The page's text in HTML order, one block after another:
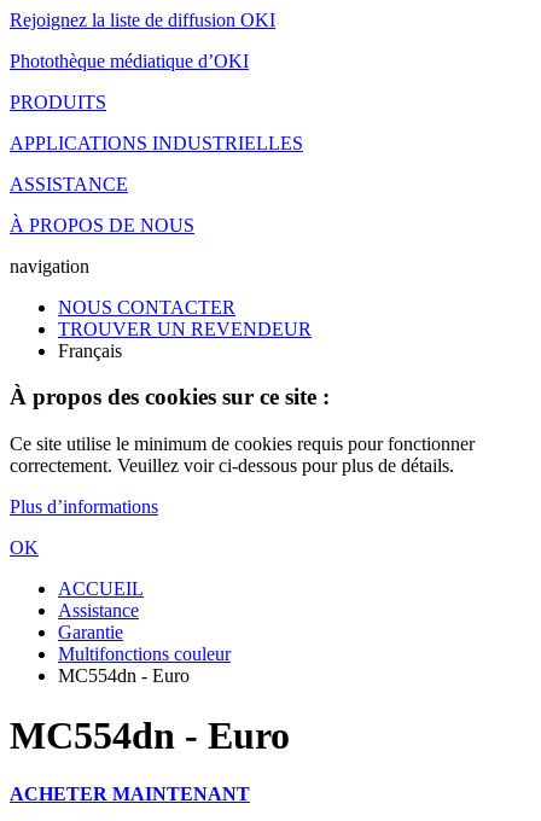
Rejoignez la liste de diffusion OKI
Photothèque médiatique d’OKI
PRODUITS
APPLICATIONS INDUSTRIELLES
ASSISTANCE
À PROPOS DE NOUS
navigation
NOUS CONTACTER
TROUVER UN REVENDEUR
Français
À propos des cookies sur ce site :
Ce site utilise le minimum de cookies requis pour fonctionner
correctement. Veuillez voir ci-dessous pour plus de détails.
Plus d’informations
OK
ACCUEIL
Assistance
Garantie
Multifonctions couleur
MC554dn - Euro
MC554dn - Euro
ACHETER MAINTENANT